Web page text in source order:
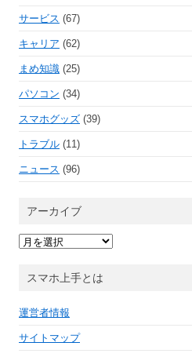
サービス (67)
キャリア (62)
まめ知識 (25)
パソコン (34)
スマホグッズ (39)
トラブル (11)
ニュース (96)
アーカイブ
ア
ー
ブスマホ上手とは
運営者情報
サイトマップ